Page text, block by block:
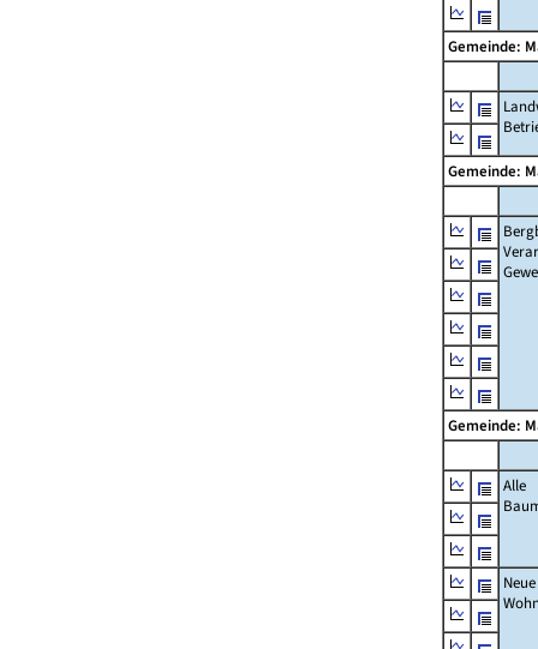
Gemeinde:
Gemeinde:
Gemeinde:
Alle
Neue